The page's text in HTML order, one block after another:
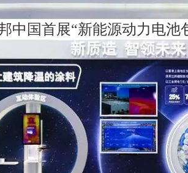
中国首展“新能源动力电池